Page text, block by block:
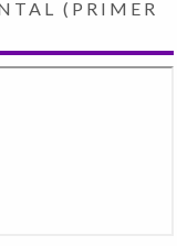
(PRIMER